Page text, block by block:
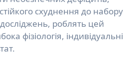
схуднення до набору
роблять цей
фізіологія, індивідуальні